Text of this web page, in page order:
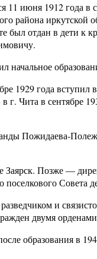
11 июня 1912 года в
района иркутской
был отдан в дети к
начальное
1929 года вступил
в г. Чита в сентябре
Пожидаева-
Заярск. Позже —
Совета
и
двумя
образования в